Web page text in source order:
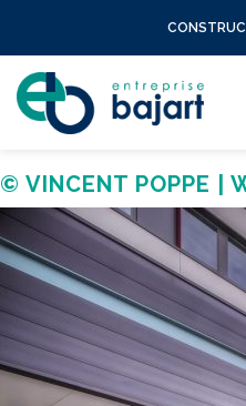
© VINCENT POPPE |